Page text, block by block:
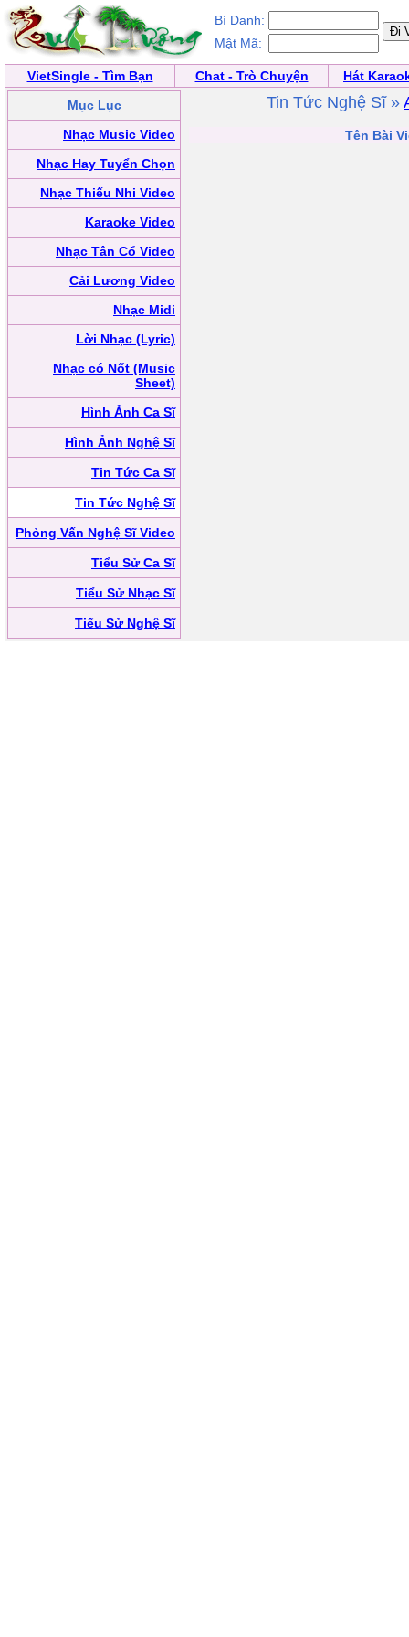
Bí Danh:
Mật Mã:
VietSingle - Tìm Bạn Chat - Trò Chuyện
Hát
Mục Lục
Nhạc Music Video
Nhạc Hay Tuyển Chọn
Nhạc Thiếu Nhi Video
Karaoke Video
Nhạc Tân Cổ Video
Cải Lương Video
Nhạc Midi
Lời Nhạc (Lyric)
Nhạc có Nốt (Music
Sheet)
Hình Ảnh Ca Sĩ
Hình Ảnh Nghệ Sĩ
Tin Tức Ca Sĩ
Tin Tức Nghệ Sĩ
Phỏng Vấn Nghệ Sĩ Video
Tiểu Sử Ca Sĩ
Tiểu Sử Nhạc Sĩ
Tiểu Sử Nghệ Sĩ
Tin Tức Nghệ Sĩ »
Tên Bài